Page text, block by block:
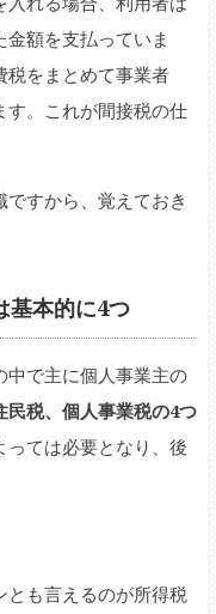
額を支払っていま
税をまとめて事業者
す。これが間接税の仕
すから、覚えておき
基本的に4つ
中で主に個人事業主の
民税、個人事業税の4つ
っては必要となり、後
とも言えるのが所得税